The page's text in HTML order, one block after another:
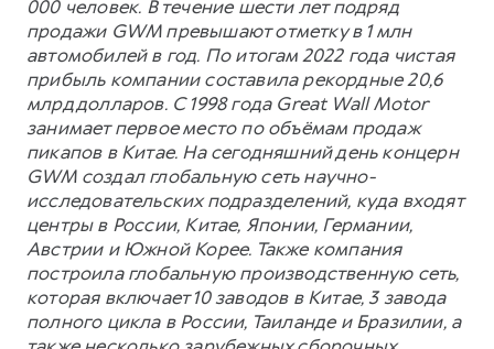
000 человек. В течение шести лет подряд
продажи GWM превышают отметку в 1 млн
автомобилей в год. По итогам 2022 года чистая
прибыль компании составила рекордные 20,6
млрд долларов. С 1998 года Great Wall Motor
занимает первое место по объёмам продаж
пикапов в Китае. На сегодняшний день концерн
GWM создал глобальную сеть научно-
исследовательских подразделений, куда входят
центры в России, Китае, Японии, Германии,
Австрии и Южной Корее. Также компания
построила глобальную производственную сеть,
которая включает 10 заводов в Китае, 3 завода
полного цикла в России, Таиланде и Бразилии, а